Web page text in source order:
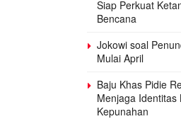
Siap Perkuat
Bencana
Jokowi soal
Mulai April
Baju Khas Pidie
Menjaga Identitas
Kepunahan